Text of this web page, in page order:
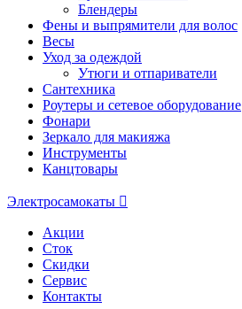
Блендеры
Фены и выпрямители для волос
Весы
Уход за одеждой
Утюги и отпариватели
Сантехника
Роутеры и сетевое оборудование
Фонари
Зеркало для макияжа
Инструменты
Канцтовары
Электросамокаты
Акции
Сток
Скидки
Сервис
Контакты